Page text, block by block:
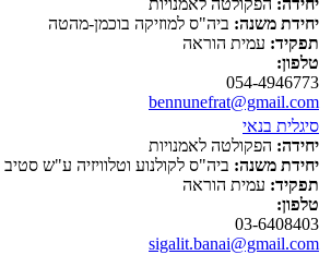
יחידה: הפקולטה לאמנויות
יחידת משנה: ביה"ס למוזיקה בוכמן-מהטה
תפקיד: עמית הוראה
טלפון:
054-4946773
bennunefrat@gmail.com
סיגלית בנאי
יחידה: הפקולטה לאמנויות
יחידת משנה: ביה"ס לקולנוע וטלוויזיה ע"ש
תפקיד: עמית הוראה
טלפון:
03-6408403
sigalit.banai@gmail.com